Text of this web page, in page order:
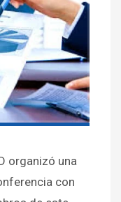
organizó una
con